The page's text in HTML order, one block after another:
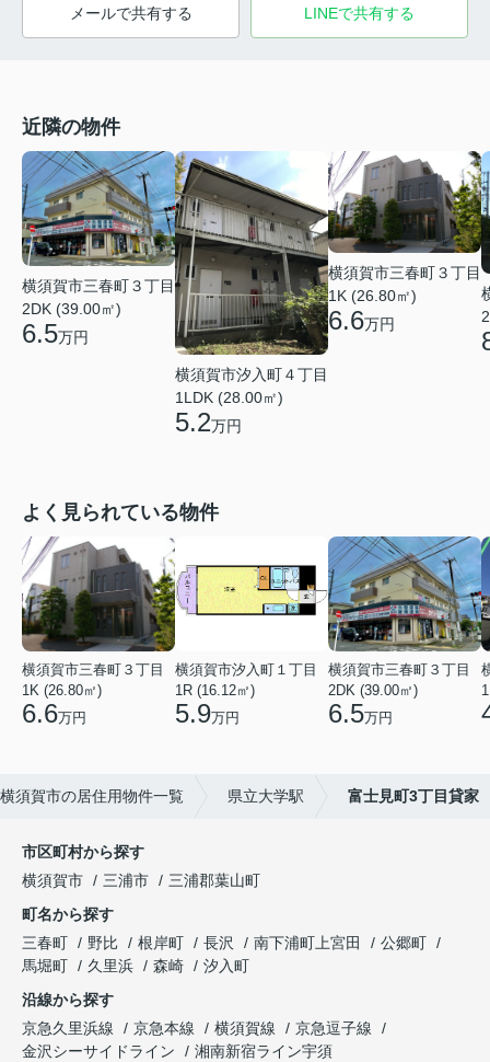
メールで共有する LINEで共有する
近隣の物件
横須賀市三春町３丁目
2DK (39.00㎡)
6.5万円
横須賀市汐入町４丁目
1LDK (28.00㎡)
5.2万円
横須賀市三春町３丁目
1K (26.80㎡)
6.6万円
よく見られている物件
横須賀市三春町３丁目
1K (26.80㎡)
6.6万円
横須賀市汐入町１丁目
1R (16.12㎡)
5.9万円
横須賀市三春町３丁目
2DK (39.00㎡)
6.5万円
横須賀市の居住用物件一覧 県立大学駅 富士見町3丁目貸家
市区町村から探す
横須賀市
三浦市
三浦郡葉山町
町名から探す
三春町
野比 根岸町 長沢 南下浦町上宮田
公郷町
馬堀町
久里浜 森崎
汐入町
沿線から探す
京急久里浜線
京急本線 横須賀線
京急逗子線
金沢シーサイドライン
湘南新宿ライン宇須